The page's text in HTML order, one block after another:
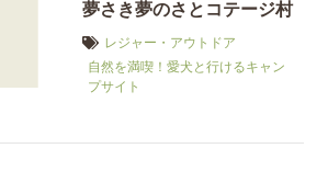
夢さき夢のさとコテージ村
レジャー・アウトドア
自然を満喫！愛犬と行けるキャン
プサイト